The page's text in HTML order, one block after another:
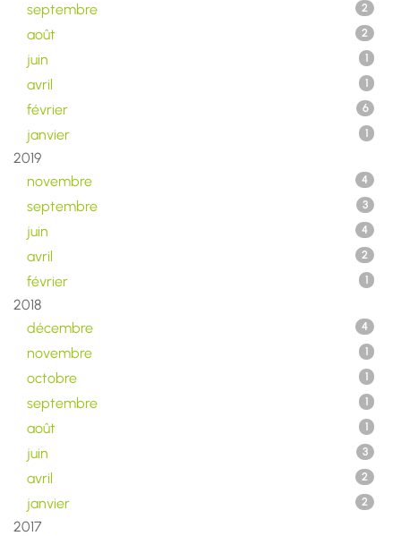
septembre 2
août 2
juin 1
avril 1
février 6
janvier 1
2019
novembre
4
septembre 3
juin 4
avril 2
février 1
2018
décembre
4
novembre 1
octobre 1
septembre 1
août 1
juin 3
avril 2
janvier 2
2017